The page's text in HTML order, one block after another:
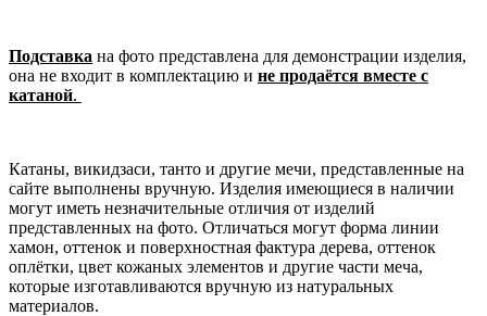
Подставка на фото представлена для демонстрации изделия,
она не входит в комплектацию и не продаётся вместе с
катаной.
Катаны, викидзаси, танто и другие мечи, представленные на
сайте выполнены вручную. Изделия имеющиеся в наличии
могут иметь незначительные отличия от изделий
представленных на фото. Отличаться могут форма линии
хамон, оттенок и поверхностная фактура дерева, оттенок
оплётки, цвет кожаных элементов и другие части меча,
которые изготавливаются вручную из натуральных
материалов.